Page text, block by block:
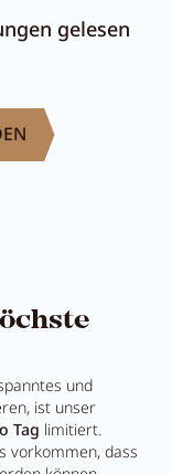
gelesen
und
ist unser
Tag limitiert.
vorkommen, dass